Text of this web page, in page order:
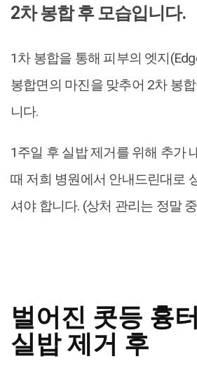
2차 봉합 후 모습입니다.
1차 봉합을 통해 피부의 엣지
봉합면의 마진을 맞추어 2차 봉
니다.
1주일 후 실밥 제거를 위해 추가
때 저희 병원에서 안내드린대로
셔야 합니다. (상처 관리는 정말
벌어진 콧등 흉
실밥 제거 후